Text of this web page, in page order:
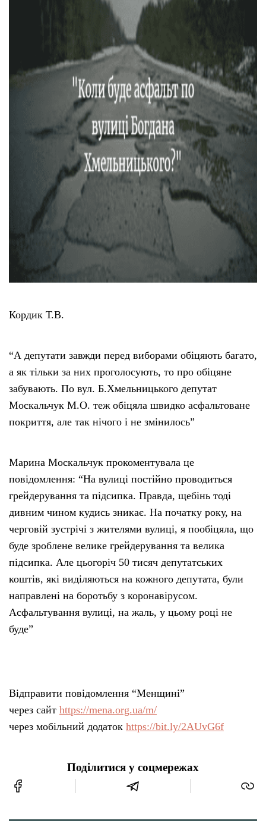
Кордик Т.В.
“А депутати завжди перед виборами обіцяють багато,
а як тільки за них проголосують, то про обіцяне
забувають. По вул. Б.Хмельницького депутат
Москальчук М.О. теж обіцяла швидко асфальтоване
покриття, але так нічого і не змінилось”
Марина Москальчук прокоментувала це
повідомлення: “На вулиці постійно проводиться
грейдерування та підсипка. Правда, щебінь тоді
дивним чином кудись зникає. На початку року, на
черговій зустрічі з жителями вулиці, я пообіцяла, що
буде зроблене велике грейдерування та велика
підсипка. Але цьогоріч 50 тисяч депутатських
коштів, які виділяються на кожного депутата, були
направлені на боротьбу з коронавірусом.
Асфальтування вулиці, на жаль, у цьому році не
буде”
Відправити повідомлення “Менщині”
через сайт https://mena.org.ua/m/
через мобільний додаток https://bit.ly/2AUvG6f
Поділитися у соцмережах